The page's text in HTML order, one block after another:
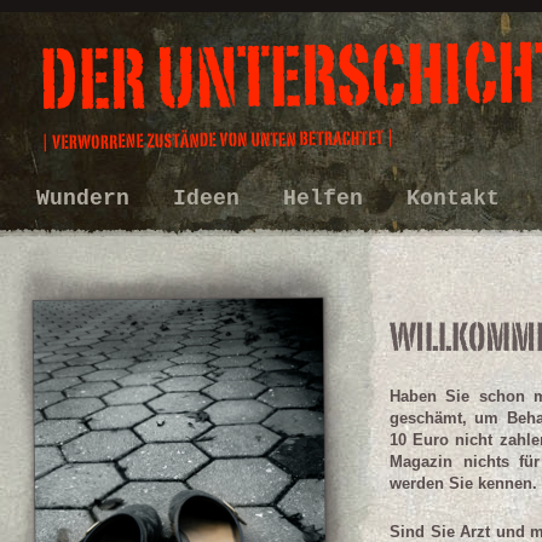
Wundern Ideen Helfen Kontakt
Haben Sie schon
geschämt, um
10 Euro nicht
Magazin nichts
werden Sie kennen.
Sind Sie Arzt und